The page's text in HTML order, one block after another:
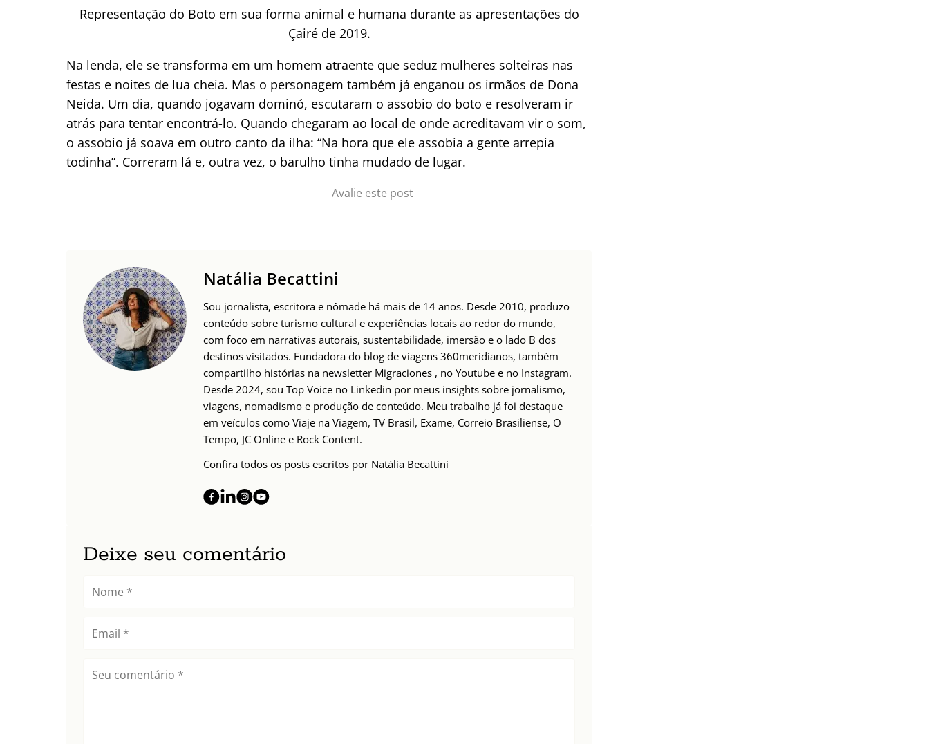
Representação do Boto em sua forma animal e humana durante as apresentações do
Çairé de 2019.
Na lenda, ele se transforma em um homem atraente que seduz mulheres solteiras nas
festas e noites de lua cheia. Mas o personagem também já enganou os irmãos de Dona
Neida. Um dia, quando jogavam dominó, escutaram o assobio do boto e resolveram ir
atrás para tentar encontrá-lo. Quando chegaram ao local de onde acreditavam vir o som,
o assobio já soava em outro canto da ilha: “Na hora que ele assobia a gente arrepia
todinha”. Correram lá e, outra vez, o barulho tinha mudado de lugar.
Avalie este post
Natália Becattini
Sou jornalista, escritora e nômade há mais de 14 anos. Desde 2010, produzo
conteúdo sobre turismo cultural e experiências locais ao redor do mundo,
com foco em narrativas autorais, sustentabilidade, imersão e o lado B dos
destinos visitados. Fundadora do blog de viagens 360meridianos, também
compartilho histórias na newsletter Migraciones , no Youtube e no Instagram.
Desde 2024, sou Top Voice no Linkedin por meus insights sobre jornalismo,
viagens, nomadismo e produção de conteúdo. Meu trabalho já foi destaque
em veículos como Viaje na Viagem, TV Brasil, Exame, Correio Brasiliense, O
Tempo, JC Online e Rock Content.
Confira todos os posts escritos por Natália Becattini
Deixe seu comentário